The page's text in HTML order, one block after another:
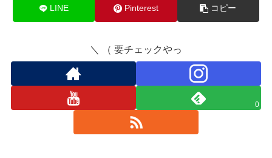
LINE Pinterest コピー
＼ （ 要チェックやっ
0